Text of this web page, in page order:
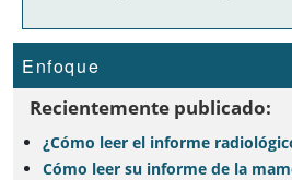
Enfoque
Recientemente publicado:
¿Cómo leer el informe
Cómo leer su informe de la